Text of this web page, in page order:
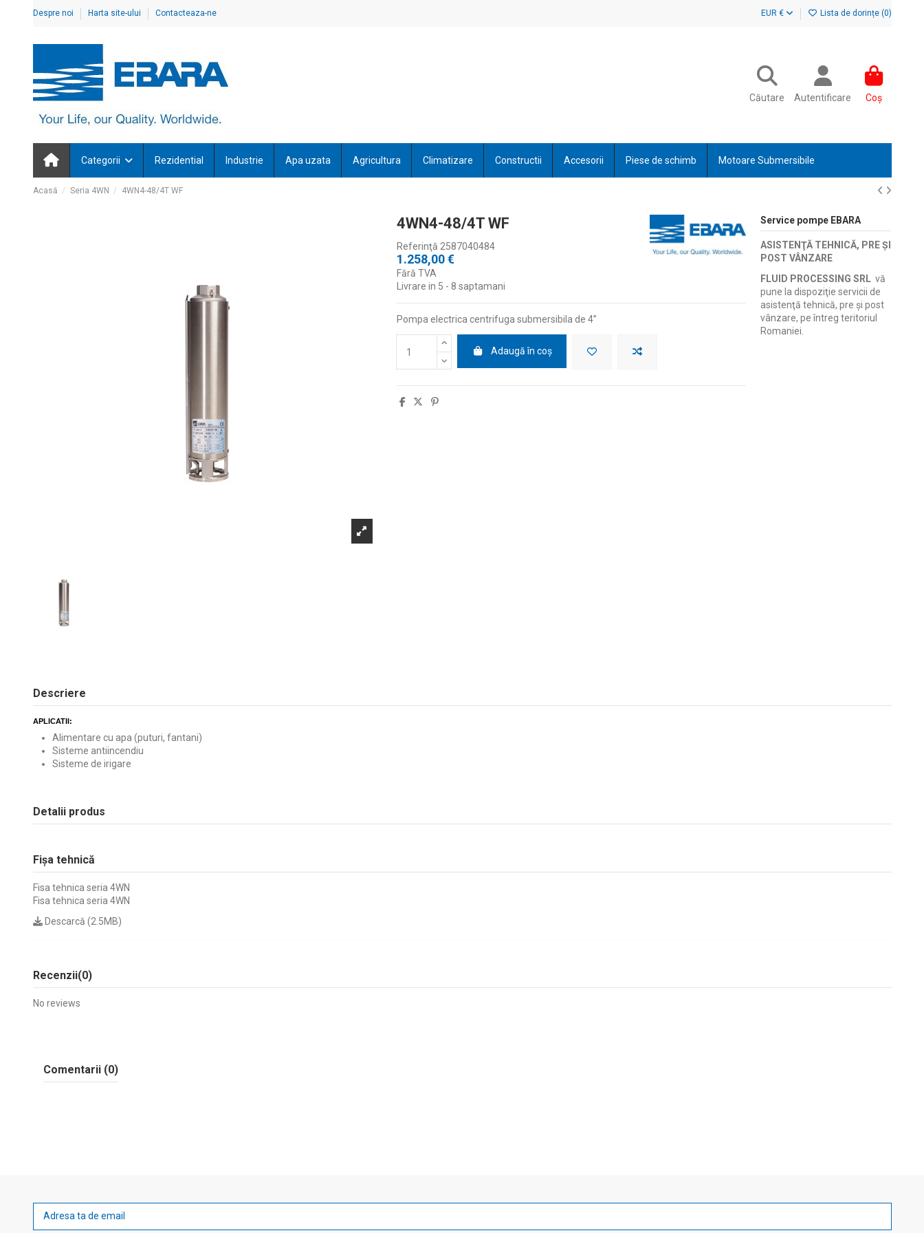
Despre noi Harta site-ului Contacteaza-ne EUR € Lista de dorințe (0)
Căutare Autentificare Coș
Categorii Rezidential Industrie Apa uzata Agricultura Climatizare Constructii Accesorii Piese de schimb Motoare Submersibile
Acasă Seria 4WN 4WN4-48/4T WF
4WN4-48/4T WF
Referinţă 2587040484
1.258,00 €
Fără TVA
Livrare in 5 - 8 saptamani
Pompa electrica centrifuga submersibila de 4”
Adaugă în coș
Service pompe EBARA
ASISTENŢĂ TEHNICĂ, PRE ŞI
POST VÂNZARE
FLUID PROCESSING SRLvă
pune la dispoziţie servicii de
asistenţă tehnică, pre şi post
vânzare, pe întreg teritoriul
Romaniei.
Descriere
APLICATII:
Alimentare cu apa (puturi, fantani)
Sisteme antiincendiu
Sisteme de irigare
Detalii produs
Fișa tehnică
Fisa tehnica seria 4WN
Fisa tehnica seria 4WN
Descarcă (2.5MB)
Recenzii(0)
No reviews
Comentarii (0)